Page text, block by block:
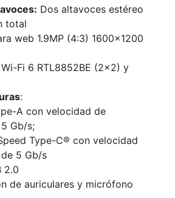
Dos altavoces estéreo
total
web 1.9MP (4:3) 1600×1200
Wi-Fi 6 RTL8852BE (2×2) y
:
A con velocidad de
Gb/s;
Type-C® con velocidad
5 Gb/s
2.0
de auriculares y micrófono